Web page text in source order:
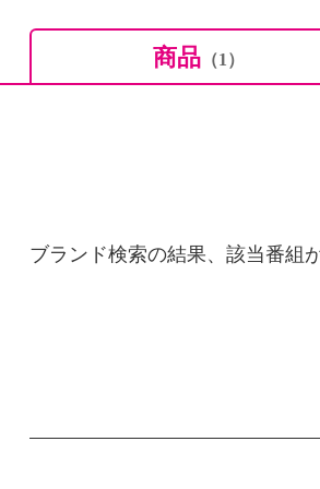
商品 （1）
ブランド検索の結果、該当番組